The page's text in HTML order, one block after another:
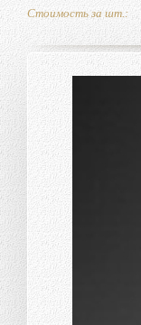
Стоимость за шт.: